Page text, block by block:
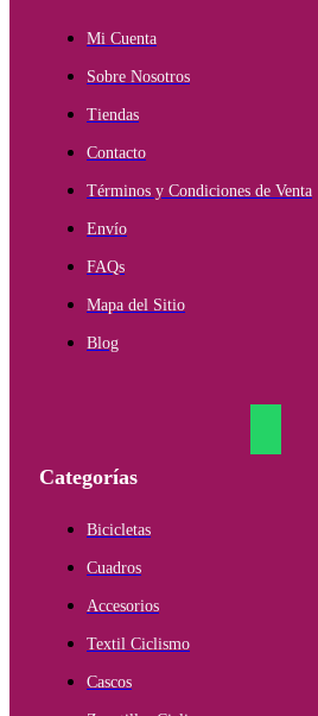
Mi Cuenta
Sobre Nosotros
Tiendas
Contacto
Términos y Condiciones de Venta
Envío
FAQs
Mapa del Sitio
Blog
Categorías
Bicicletas
Cuadros
Accesorios
Textil Ciclismo
Cascos